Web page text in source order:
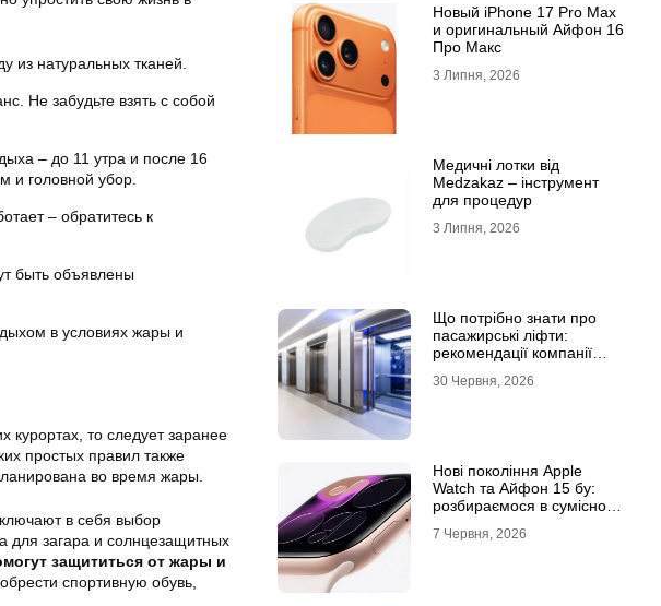
из натуральных тканей.
Не забудьте взять с собой
– до 11 утра и после 16
и головной убор.
– обратитесь к
быть объявлены
в условиях жары и
курортах, то следует заранее
простых правил также
во время жары.
в себя выбор
для загара и солнцезащитных
защититься от жары и
спортивную обувь,
Новый iPhone 17 Pro Max
и оригинальный Айфон 16
Про Макс
3 Липня, 2026
Медичні лотки від
Medzakaz – інструмент
для процедур
3 Липня, 2026
Що потрібно знати про
пасажирські ліфти:
рекомендації компанії
30 Червня, 2026
Нові покоління Apple
Watch та Айфон 15 бу:
розбираємося в сумісності
екосистеми
7 Червня, 2026